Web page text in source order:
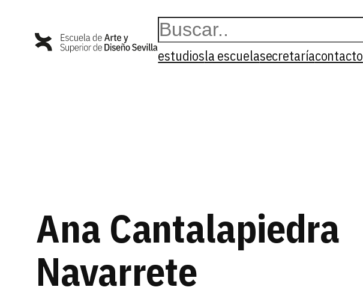
contenido
Buscar
estudiosla escuelasecretaríacontacto
Ana Cantalapiedra
Navarrete